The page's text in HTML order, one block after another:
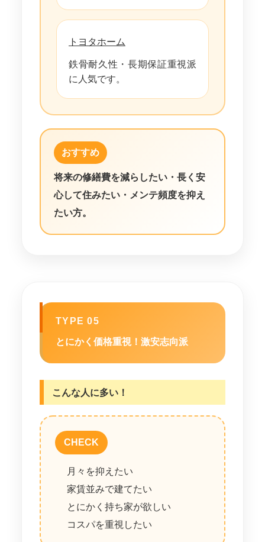
トヨタホーム
鉄骨耐久性・長期保証重視派
に人気です。
おすすめ
将来の修繕費を減らしたい・長く安
心して住みたい・メンテ頻度を抑え
たい方。
TYPE 05
とにかく価格重視！激安志向派
こんな人に多い！
CHECK
月々を抑えたい
家賃並みで建てたい
とにかく持ち家が欲しい
コスパを重視したい